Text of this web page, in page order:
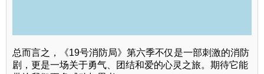
总而言之，《19号消防局》第六季不仅是一部刺激的消防
剧，更是一场关于勇气、团结和爱的心灵之旅。期待它能